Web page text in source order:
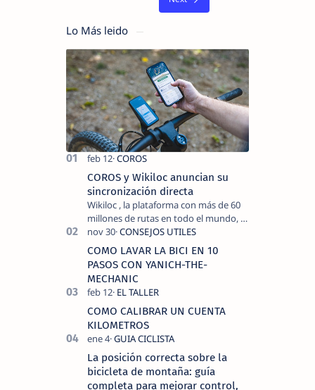
Lo Más leido
COROS y Wikiloc anuncian su
sincronización directa
Wikiloc , la plataforma con más de 60
millones de rutas en todo el mundo, y
COROS , marca de dispositivos GPS
reconocida mundialmente por su
tecnolo…
COMO LAVAR LA BICI EN 10
PASOS CON YANICH-THE-
MECHANIC
COMO CALIBRAR UN CUENTA
KILOMETROS
La posición correcta sobre la
bicicleta de montaña: guía
completa para mejorar control,